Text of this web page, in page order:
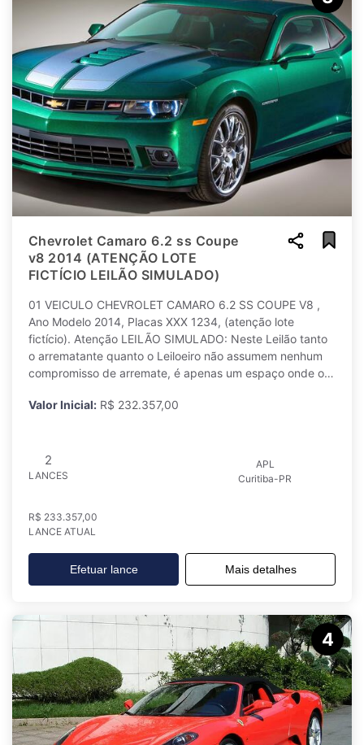
Chevrolet Camaro 6.2 ss Coupe
v8 2014 (ATENÇÃO LOTE
FICTÍCIO LEILÃO SIMULADO)
01 VEICULO CHEVROLET CAMARO 6.2 SS COUPE V8 ,
Ano Modelo 2014, Placas XXX 1234, (atenção lote
fictício). Atenção LEILÃO SIMULADO: Neste Leilão tanto
o arrematante quanto o Leiloeiro não assumem nenhum
compromisso de arremate, é apenas um espaço onde o
Valor Inicial: R$ 232.357,00
2
LANCES
APL
Curitiba-PR
R$ 233.357,00
LANCE ATUAL
Efetuar lance Mais detalhes
4